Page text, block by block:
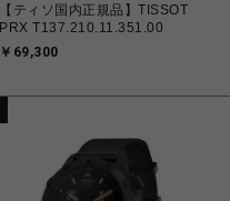
【ティソ国内正規品】TISSOT
PRX T137.210.11.351.00
￥69,300